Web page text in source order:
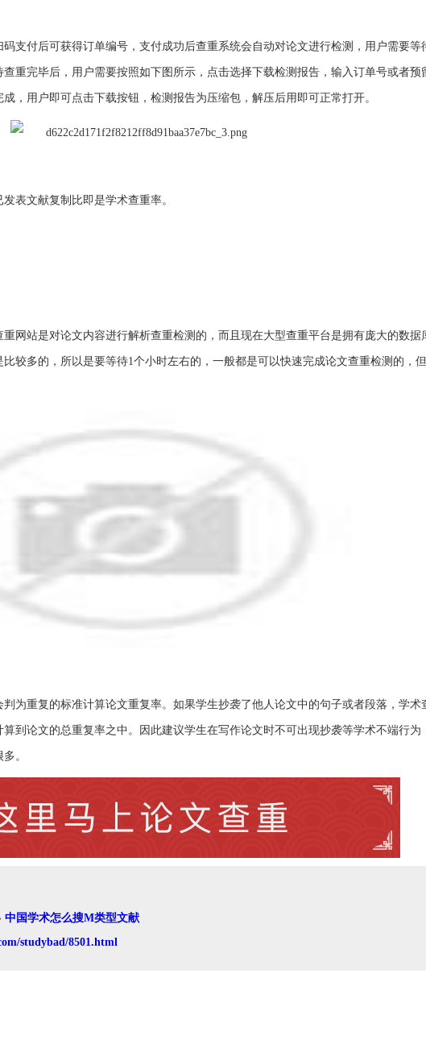
支付后可获得订单编号，支付成功后查重系统会自动对论文进行检测，用户需要等
重完毕后，用户需要按照如下图所示，点击选择下载检测报告，输入订单号或者预
，用户即可点击下载按钮，检测报告为压缩包，解压后用即可正常打开。
表文献复制比即是学术查重率。
网站是对论文内容进行解析查重检测的，而且现在大型查重平台是拥有庞大的数据
较多的，所以是要等待1个小时左右的，一般都是可以快速完成论文查重检测的，
为重复的标准计算论文重复率。如果学生抄袭了他人论文中的句子或者段落，学术
到论文的总重复率之中。因此建议学生在写作论文时不可出现抄袭等学术不端行为
。
中国学术怎么搜M类型文献
studybad/8501.html